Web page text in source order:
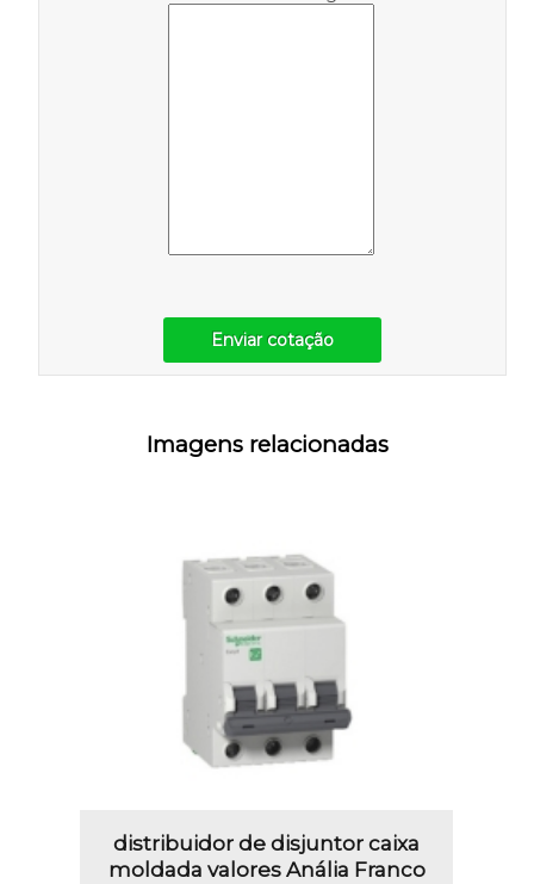
Enviar cotação
Imagens relacionadas
distribuidor de disjuntor caixa
moldada valores Anália Franco